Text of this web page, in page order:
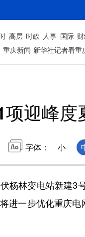
高层 时政 人事 国际
重庆新闻 新华社记者看重
项迎峰
字体： 小
林变电站新建3
进一步优化重庆